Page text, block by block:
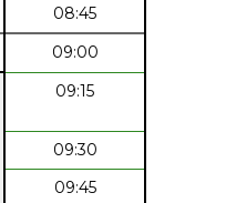
08:45
09:00
09:15
09:30
09:45